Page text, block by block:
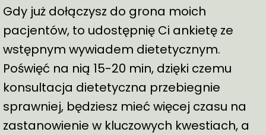
Gdy już dołączysz do grona moich
pacjentów, to udostępnię Ci ankietę ze
wstępnym wywiadem dietetycznym.
Poświęć na nią 15-20 min, dzięki czemu
konsultacja dietetyczna przebiegnie
sprawniej, będziesz mieć więcej czasu na
zastanowienie w kluczowych kwestiach, a